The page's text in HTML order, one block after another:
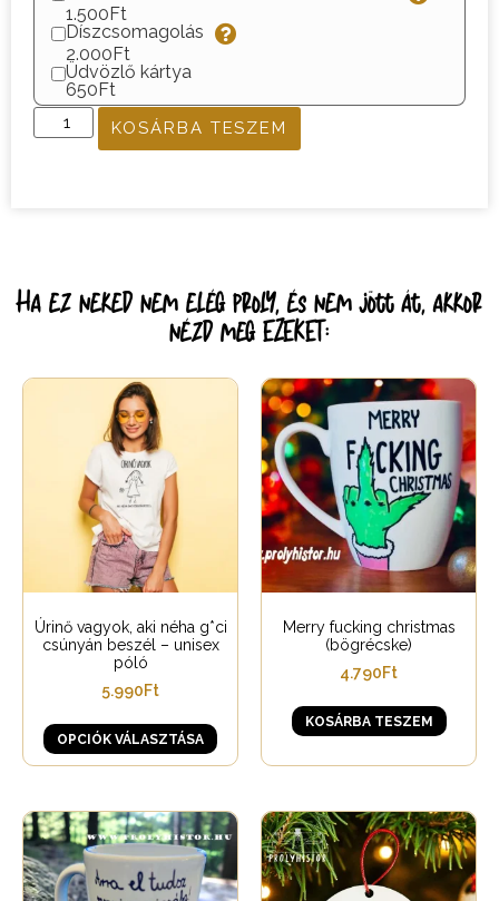
1.500Ft
Díszcsomagolás
2.000Ft
Üdvözlő kártya
650Ft
KOSÁRBA TESZEM
Ha ez neked nem elég proly, és nem jött át, akkor
nézd meg EZEKET:
Úrinő vagyok, aki néha g*ci
csúnyán beszél – unisex
póló
5.990Ft
OPCIÓK VÁLASZTÁSA
Merry fucking christmas
(bögrécske)
4.790Ft
KOSÁRBA TESZEM